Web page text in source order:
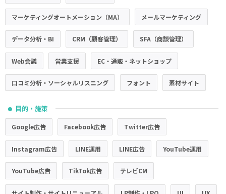
マーケティングオートメーション（MA） メールマーケティング
データ分析・BI CRM（顧客管理） SFA（商談管理）
Web会議 営業支援 EC・通販・ネットショップ
口コミ分析・ソーシャルリスニング フォント 素材サイト
● 目的・施策
Google広告 Facebook広告 Twitter広告
Instagram広告 LINE運用 LINE広告 YouTube運用
YouTube広告 TikTok広告 テレビCM